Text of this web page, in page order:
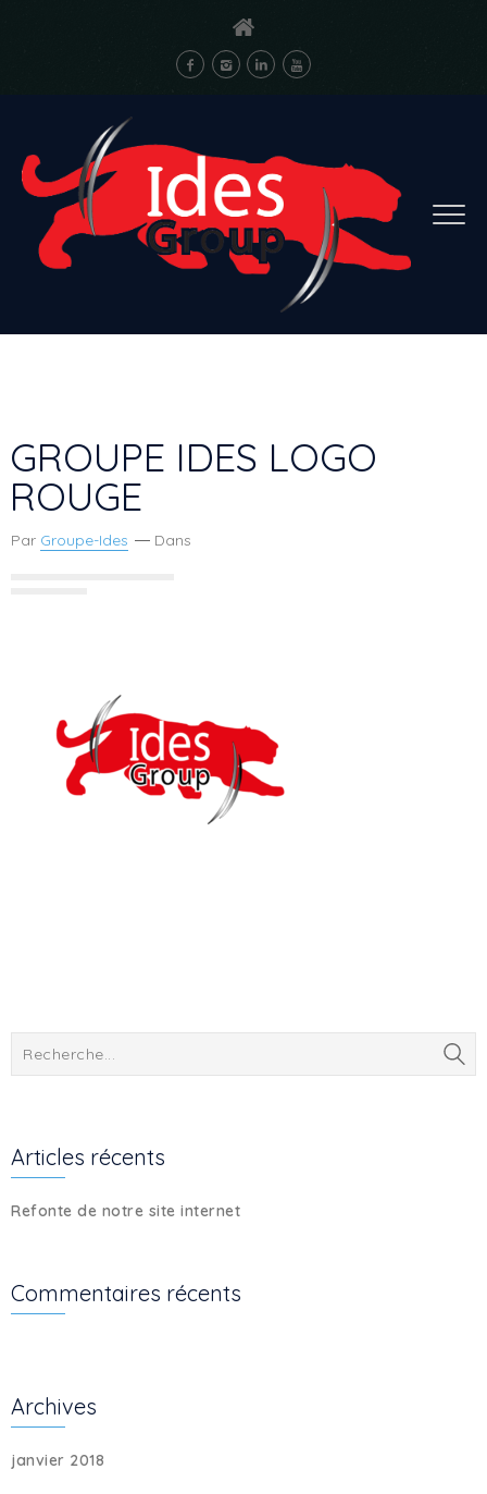
GROUPE IDES LOGO
ROUGE
Par Groupe-Ides Dans
Articles récents
Refonte de notre site internet
Commentaires récents
Archives
janvier 2018